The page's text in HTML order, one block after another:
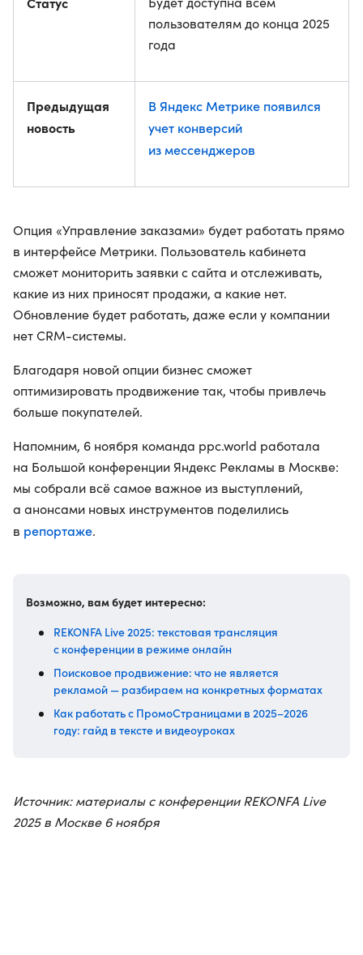
пользователям до конца 2025
года
Предыдущая
новость
В Яндекс Метрике появился
учет конверсий
из мессенджеров
Опция «Управление заказами» будет работать прямо
в интерфейсе Метрики. Пользователь кабинета
сможет мониторить заявки с сайта и отслеживать,
какие из них приносят продажи, а какие нет.
Обновление будет работать, даже если у компании
нет CRM-системы.
Благодаря новой опции бизнес сможет
оптимизировать продвижение так, чтобы привлечь
больше покупателей.
Напомним, 6 ноября команда ppc.world работала
на Большой конференции Яндекс Рекламы в Москве:
мы собрали всё самое важное из выступлений,
а анонсами новых инструментов поделились
в репортаже.
Возможно, вам будет интересно:
REKONFA Live 2025: текстовая трансляция
с конференции в режиме онлайн
Поисковое продвижение: что не является
рекламой — разбираем на конкретных форматах
Как работать с ПромоСтраницами в 2025–2026
году: гайд в тексте и видеоуроках
Источник: материалы с конференции REKONFA Live
2025 в Москве 6 ноября